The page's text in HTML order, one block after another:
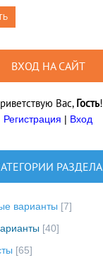
ВХОД НА САЙТ
Вас, Гость!
Регистрация | Вход
РАЗДЕЛА
варианты [7]
[40]
[65]